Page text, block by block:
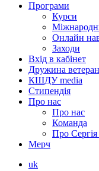
Програми
Курси
Онлайн
Заходи
Вхід в кабінет
Дружина
КШДУ media
Стипендія
Про нас
Про нас
Команда
Про
Мерч
uk